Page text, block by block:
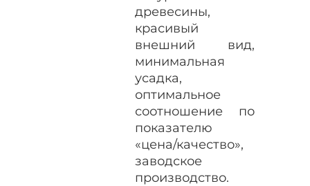
древесины,
красивый
внешний вид,
минимальная
усадка,
оптимальное
соотношение по
показателю
«цена/качество»,
заводское
производство.